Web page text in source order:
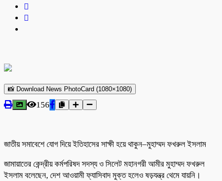
📸 Download News PhotoCard (1080×1080)
156
জাতীয় সমাবেশে যোগ দিয়ে ইতিহাসের সাক্ষী হয়ে থাকুন–মুহাম্মদ ফখরুল ইসলাম
জামায়াতের কেন্দ্রীয় কর্মপরিষদ সদস্য ও সিলেট মহানগরী আমীর মুহাম্মদ ফখরুল
ইসলাম বলেছেন, দেশ আওয়ামী ফ্যাসিবাদ মুক্ত হলেও ষড়যন্ত্র থেমে যায়নি।